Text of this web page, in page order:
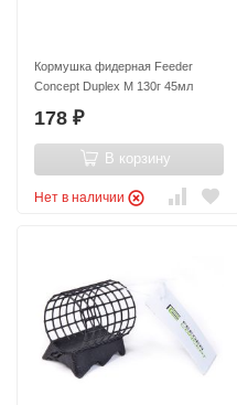
Кормушка фидерная Feeder
Concept Duplex M 130г 45мл
178 ₽
В корзину
Нет в наличии